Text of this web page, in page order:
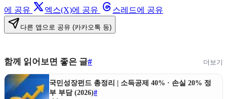
에 공유
엑스(X)에 공유 스레드에 공유
다른 앱으로 공유 (카카오톡 등)
함께 읽어보면 좋은 글# 더보기
국민성장펀드 총정리 | 소득공제 40% · 손실 20% 정
부 부담 (2026)#